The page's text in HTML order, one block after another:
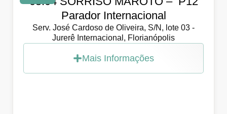
Parador Internacional
Serv. José Cardoso de Oliveira, S/N, lote 03 -
Jurerê Internacional, Florianópolis
Mais Informações